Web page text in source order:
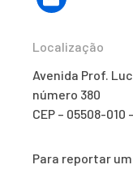
Localização
Avenida Prof.
número 380
CEP – 05508-010
Para reportar